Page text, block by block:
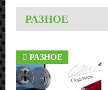
РАЗНОЕ
РАЗНОЕ